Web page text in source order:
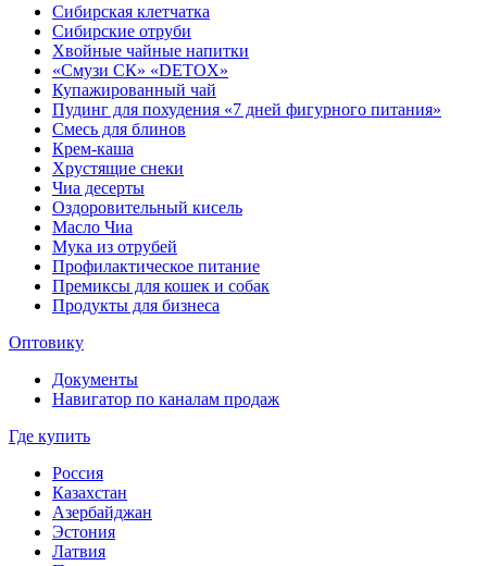
Сибирская клетчатка
Сибирские отруби
Хвойные чайные напитки
«Смузи СК» «DETOX»
Купажированный чай
Пудинг для похудения «7 дней фигурного питания»
Смесь для блинов
Крем-каша
Хрустящие снеки
Чиа десерты
Оздоровительный кисель
Масло Чиа
Мука из отрубей
Профилактическое питание
Премиксы для кошек и собак
Продукты для бизнеса
Оптовику
Документы
Навигатор по каналам продаж
Где купить
Россия
Казахстан
Азербайджан
Эстония
Латвия